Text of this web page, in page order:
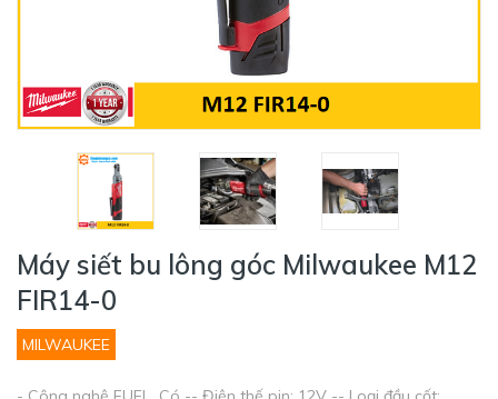
Máy siết bu lông góc Milwaukee M12
FIR14-0
MILWAUKEE